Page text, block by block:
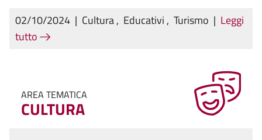
02/10/2024 | Cultura, Educativi , Turismo | Leggi
tutto
AREA TEMATICA
CULTURA